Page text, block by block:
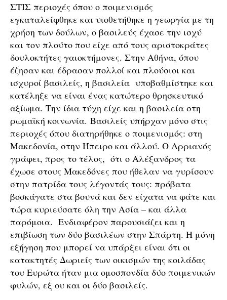
ΣΤΙΣ περιοχές όπου ο ποιμενισμός
εγκαταλείφθηκε και υιοθετήθηκε η γεωργία με τη
χρήση των δούλων, ο βασιλεύς έχασε την ισχύ
και τον πλούτο που είχε από τους αριστοκράτες
δουλοκτήτες γαιοκτήμονες. Στην Αθήνα, όπου
έζησαν και έδρασαν πολλοί και πλούσιοι και
ισχυροί βασιλείς, η βασιλεία υποβαθμίστηκε και
κατέληξε να είναι ένας κατώτερο θρησκευτικό
αξίωμα. Την ίδια τύχη είχε και η βασιλεία στη
ρωμαϊκή κοινωνία. Βασιλείς υπήρχαν μόνο στις
περιοχές όπου διατηρήθηκε ο ποιμενισμός: στη
Μακεδονία, στην Ήπειρο και άλλού. Ο Αρριανός
γράφει, προς το τέλος, ότι ο Αλέξανδρος τα
έχωσε στους Μακεδόνες που ήθελαν να γυρίσουν
στην πατρίδα τους λέγοντάς τους: πρόβατα
βοσκάγατε στα βουνά και δεν είχατα να φάτε και
τώρα κυριεύσατε όλη την Ασία – και άλλα
παρόμοια. Ενδιαφέρον παρουσιάζει και η
επιβίωση των δύο βασιλέων στην Σπάρτη. Η μόνη
εξήγηση που μπορεί να υπάρξει είναι ότι οι
κατακτητές Δωριείς των οικισμών της κοιλάδας
του Ευρώτα ήταν μια ομοσπονδία δύο ποιμενικών
φυλών, εξ ου και οι δύο βασιλείς.